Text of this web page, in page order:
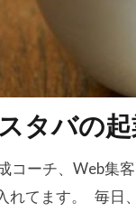
タバの
コーチ、Web集
てます。 毎日